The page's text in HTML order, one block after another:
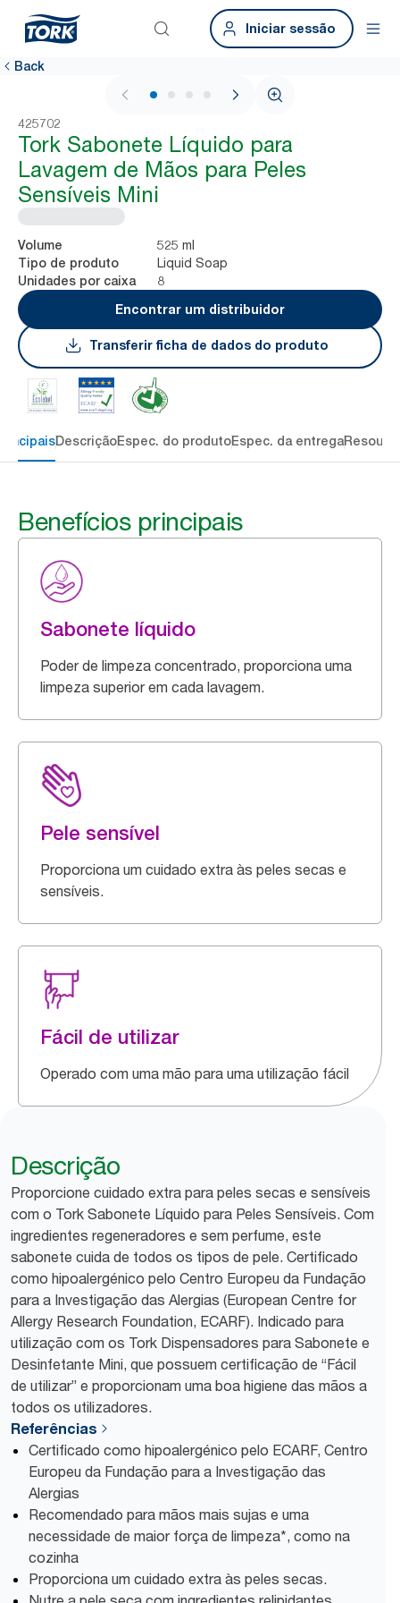
Iniciar sessão
Back
1 / 4
425702
Tork Sabonete Líquido para
Lavagem de Mãos para Peles
Sensíveis Mini
Volume 525 ml
Tipo de produto Liquid Soap
Unidades por caixa
8
Encontrar um distribuidor
Transferir ficha de dados do produto
DescriçãoEspec. do produtoEspec. da entrega
Benefícios principais
Sabonete líquido
Poder de limpeza concentrado, proporciona uma
limpeza superior em cada lavagem.
Pele sensível
Proporciona um cuidado extra às peles secas e
sensíveis.
Fácil de utilizar
Operado com uma mão para uma utilização fácil
Descrição
Proporcione cuidado extra para peles secas e sensíveis
com o Tork Sabonete Líquido para Peles Sensíveis. Com
ingredientes regeneradores e sem perfume, este
sabonete cuida de todos os tipos de pele. Certificado
como hipoalergénico pelo Centro Europeu da Fundação
para a Investigação das Alergias (European Centre for
Allergy Research Foundation, ECARF). Indicado para
utilização com os Tork Dispensadores para Sabonete e
Desinfetante Mini, que possuem certificação de “Fácil
de utilizar” e proporcionam uma boa higiene das mãos a
todos os utilizadores.
Referências
Certificado como hipoalergénico pelo ECARF, Centro
Europeu da Fundação para a Investigação das
Alergias
Recomendado para mãos mais sujas e uma
necessidade de maior força de limpeza*, como na
cozinha
Proporciona um cuidado extra às peles secas.